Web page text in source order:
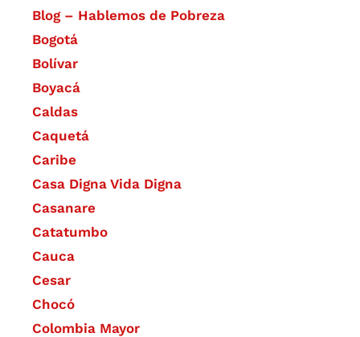
Blog – Hablemos de Pobreza
Bogotá
Bolívar
Boyacá
Caldas
Caquetá
Caribe
Casa Digna Vida Digna
Casanare
Catatumbo
Cauca
Cesar
Chocó
Colombia Mayor